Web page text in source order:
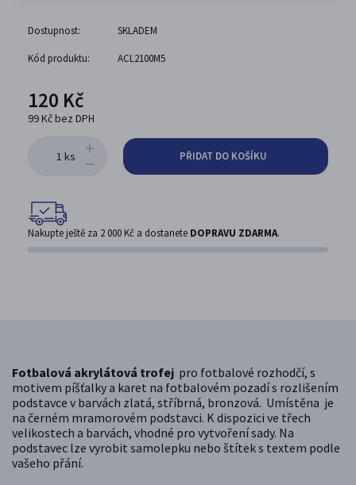
Dostupnost: SKLADEM
Kód produktu: ACL2100M5
120 Kč
99 Kč bez DPH
ks PŘIDAT DO KOŠÍKU
Nakupte ještě za 2 000 Kč a dostanete DOPRAVU ZDARMA.
Fotbalová akrylátová trofej pro fotbalové rozhodčí, s
motivem píšťalky a karet na fotbalovém pozadí s rozlišením
podstavce v barvách zlatá, stříbrná, bronzová. Umístěna je
na černém mramorovém podstavci. K dispozici ve třech
velikostech a barvách, vhodné pro vytvoření sady. Na
podstavec lze vyrobit samolepku nebo štítek s textem podle
vašeho přání.